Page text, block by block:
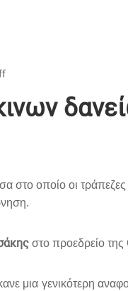
οποίο οι τράπεζες
στο προεδρείο
γενικότερη αναφορά